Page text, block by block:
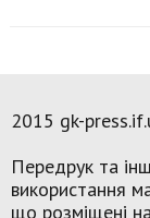
2015 gk-
Передрук та
використання
що розміщені